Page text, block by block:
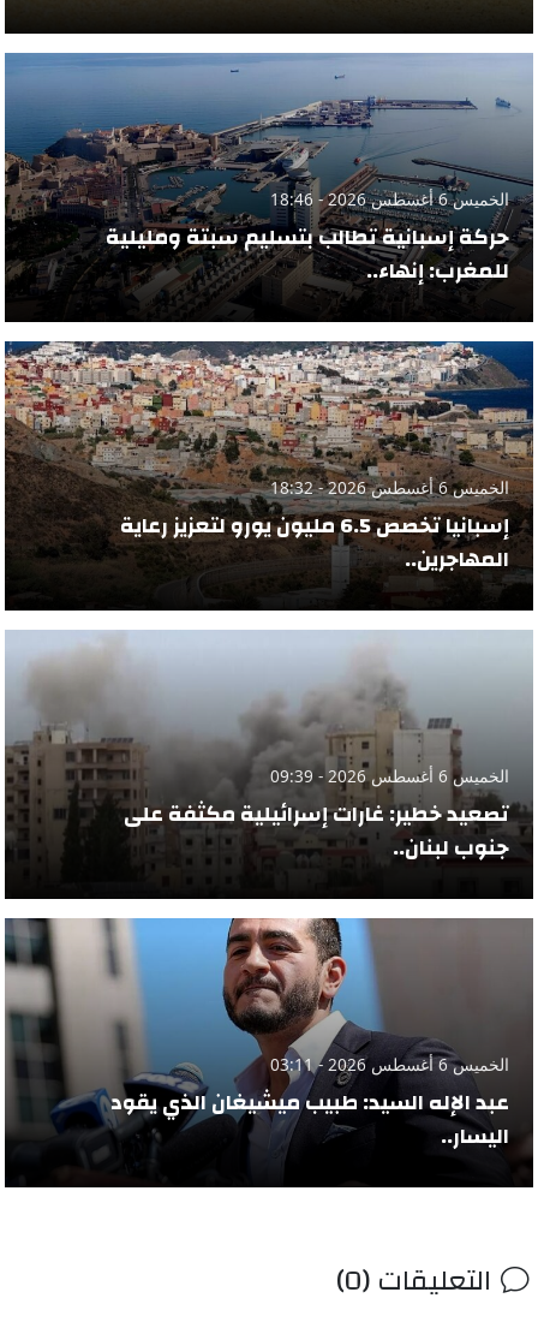
الخميس 6 أغسطس 2026 - 18:46
حركة إسبانية تطالب بتسليم سبتة ومليلية
للمغرب: إنهاء..
الخميس 6 أغسطس 2026 - 18:32
إسبانيا تخصص 6.5 مليون يورو لتعزيز رعاية
المهاجرين..
الخميس 6 أغسطس 2026 - 09:39
تصعيد خطير: غارات إسرائيلية مكثفة على
جنوب لبنان..
الخميس 6 أغسطس 2026 - 03:11
عبد الإله السيد: طبيب ميشيغان الذي يقود
اليسار..
التعليقات (0)